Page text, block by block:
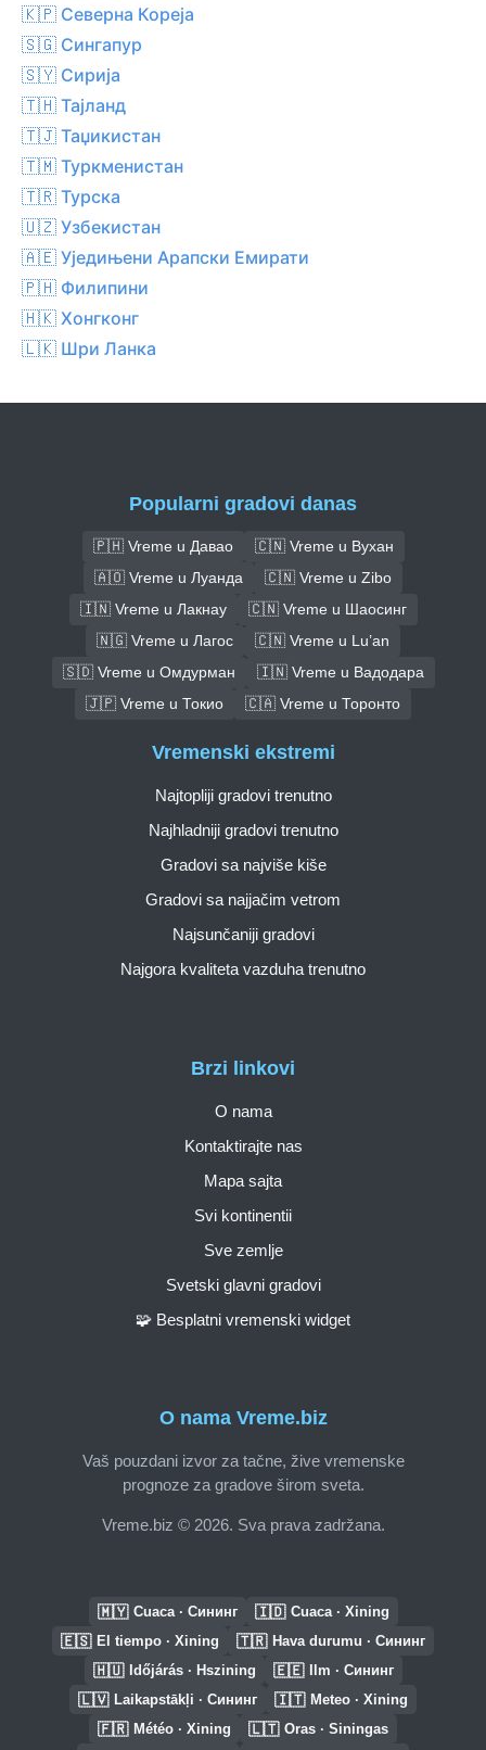
🇰🇵 Северна Кореја
🇸🇬 Сингапур
🇸🇾 Сирија
🇹🇭 Тајланд
🇹🇯 Таџикистан
🇹🇲 Туркменистан
🇹🇷 Турска
🇺🇿 Узбекистан
🇦🇪 Уједињени Арапски Емирати
🇵🇭 Филипини
🇭🇰 Хонгконг
🇱🇰 Шри Ланка
Popularni gradovi danas
🇵🇭 Vreme u Давао
🇨🇳 Vreme u Вухан
🇦🇴 Vreme u Луанда
🇨🇳 Vreme u Zibo
🇮🇳 Vreme u Лакнау
🇨🇳 Vreme u Шаосинг
🇳🇬 Vreme u Лагос
🇨🇳 Vreme u Lu’an
🇸🇩 Vreme u Омдурман
🇮🇳 Vreme u Вадодара
🇯🇵 Vreme u Токио
🇨🇦 Vreme u Торонто
O nama Vreme.biz
Vaš pouzdani izvor za tačne, žive vremenske
prognoze za gradove širom sveta.
Vreme.biz © 2026. Sva prava zadržana.
Brzi linkovi
O nama
Kontaktirajte nas
Mapa sajta
Svi kontinentii
Sve zemlje
Svetski glavni gradovi
🧩 Besplatni vremenski widget
Vremenski ekstremi
Najtopliji gradovi trenutno
Najhladniji gradovi trenutno
Gradovi sa najviše kiše
Gradovi sa najjačim vetrom
Najsunčaniji gradovi
Najgora kvaliteta vazduha trenutno
🇲🇾 Cuaca · Сининг 🇮🇩 Cuaca · Xining
🇪🇸 El tiempo · Xining 🇹🇷 Hava durumu · Сининг
🇭🇺 Időjárás · Hszining 🇪🇪 Ilm · Сининг
🇱🇻 Laikapstākļi · Сининг 🇮🇹 Meteo · Xining
🇫🇷 Météo · Xining 🇱🇹 Oras · Siningas